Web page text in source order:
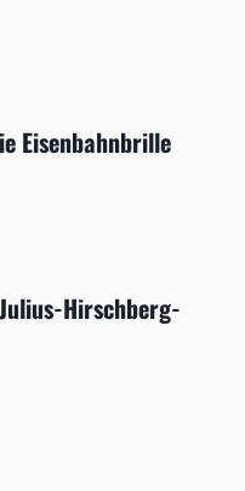
Eisenbahnbrille
Hirschberg-